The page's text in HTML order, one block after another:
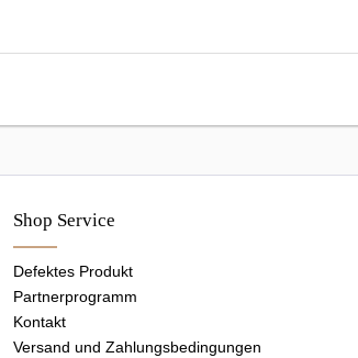
Shop Service
Defektes Produkt
Partnerprogramm
Kontakt
Versand und Zahlungsbedingungen